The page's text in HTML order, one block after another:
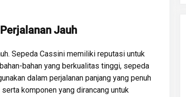
Jauh
Sepeda Cassini memiliki reputasi untuk
bahan yang berkualitas tinggi, sepeda
dalam perjalanan panjang yang penuh
komponen yang dirancang untuk